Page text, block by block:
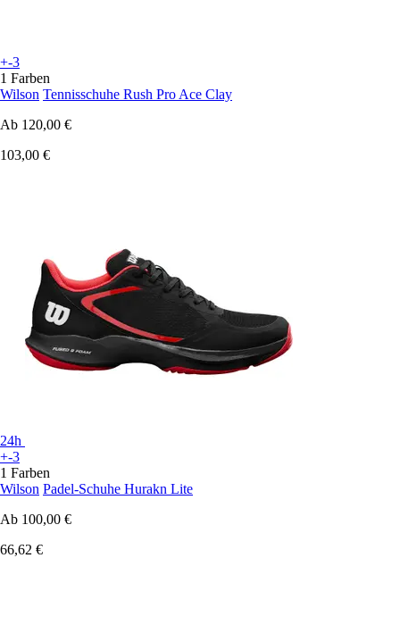
+-3
1 Farben
Wilson Tennisschuhe Rush Pro Ace Clay
Ab 120,00 €
103,00 €
24h
+-3
1 Farben
Wilson Padel-Schuhe Hurakn Lite
Ab 100,00 €
66,62 €